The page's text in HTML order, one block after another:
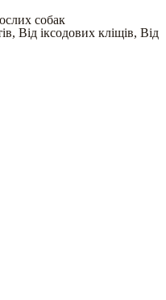
собак
, Від іксодових кліщів, Від